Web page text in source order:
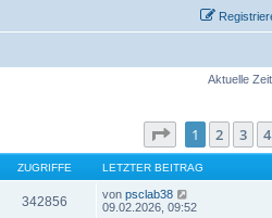
Aktuelle
Seite von10
1 2 3 4
ZUGRIFFE LETZTER BEITRAG
342856 von psclab38
09.02.2026, 09:52